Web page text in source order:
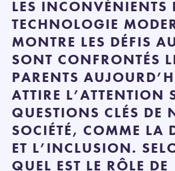
LES INCONVÉNIENTS
TECHNOLOGIE
MONTRE LES DÉFIS
SONT CONFRONTÉS
PARENTS
ATTIRE L’ATTENTION
QUESTIONS CLÉS DE
SOCIÉTÉ, COMME LA
ET L’INCLUSION.
QUEL EST LE RÔLE DE